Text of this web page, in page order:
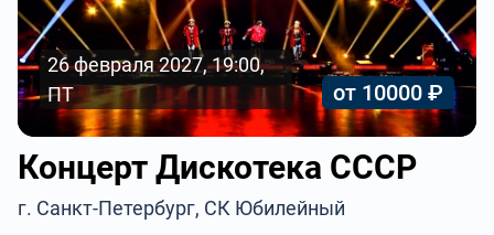
26 февраля 2027, 19:00,
ПТ
от 10000 ₽
Концерт Дискотека СССР
г. Санкт-Петербург, СК Юбилейный